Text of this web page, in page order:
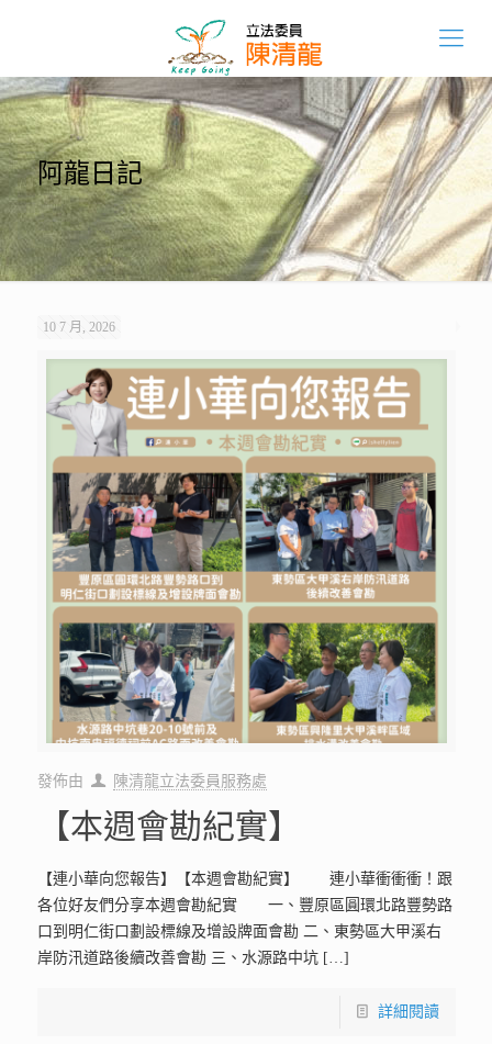
阿龍日記
10 7 月, 2026
發佈由 陳清龍立法委員服務處
【本週會勘紀實】
【連小華向您報告】【本週會勘紀實】 連小華衝衝衝！跟
各位好友們分享本週會勘紀實 一、豐原區圓環北路豐勢路
口到明仁街口劃設標線及增設牌面會勘 二、東勢區大甲溪右
岸防汛道路後續改善會勘 三、水源路中坑[…]
詳細閱讀